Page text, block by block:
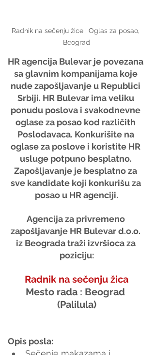
Radnik na sečenju žice | Oglas za posao,
Beograd
HR agencija Bulevar je povezana
sa glavnim kompanijama koje
nude zapošljavanje u Republici
Srbiji. HR Bulevar ima veliku
ponudu poslova i svakodnevne
oglase za posao kod različith
Poslodavaca. Konkurišite na
oglase za poslove i koristite HR
usluge potpuno besplatno.
Zapošljavanje je besplatno za
sve kandidate koji konkurišu za
posao u HR agenciji.
Agencija za privremeno
zapošljavanje HR Bulevar d.o.o.
iz Beograda traži izvršioca za
poziciju:
Radnik na sečenju žica
Mesto rada : Beograd
(Palilula)
Opis posla: